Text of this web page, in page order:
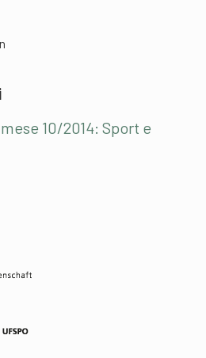
10/2014: Sport e